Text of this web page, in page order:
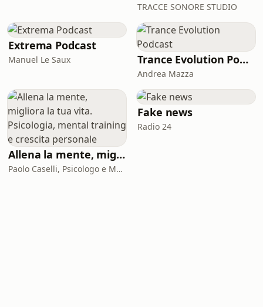
TRACCE SONORE STUDIO
Extrema Podcast
Manuel Le Saux Trance Evolution Podcast
Andrea Mazza
Allena la mente, migliora la tua vita. Psicologia, mental training e crescita personale
Paolo Caselli, Psicologo e Mental Trainer
Fake news
Radio 24